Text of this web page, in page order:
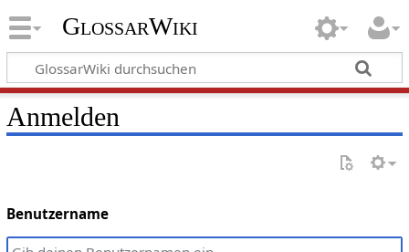
GlossarWiki
Anmelden
Benutzername